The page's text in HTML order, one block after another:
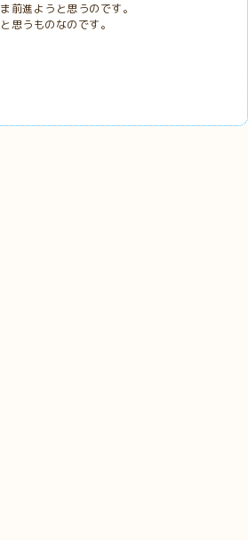
前進ようと思うのです。
思うものなのです。